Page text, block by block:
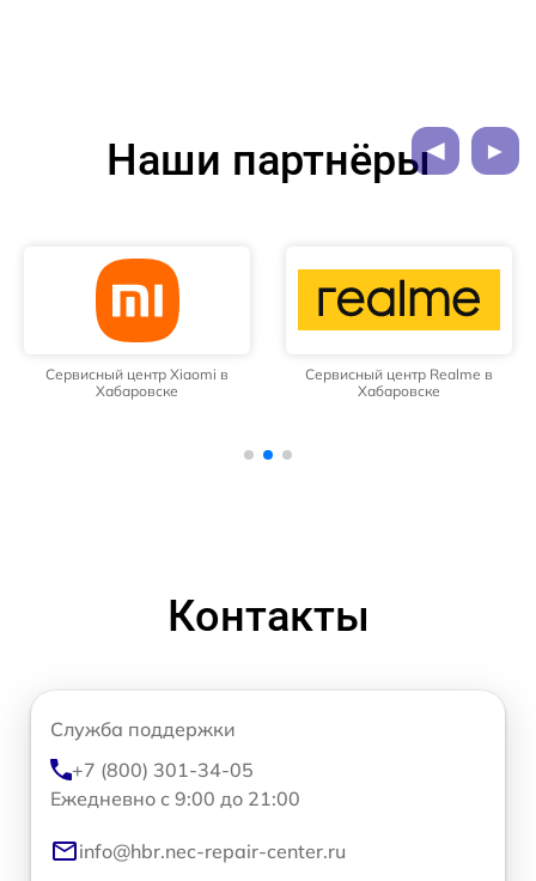
Наши партнёры
Сервисный центр Xiaomi в
Хабаровске
Сервисный центр Realme в
Хабаровске
Контакты
Служба поддержки
+7 (800) 301-34-05
Ежедневно с 9:00 до 21:00
info@hbr.nec-repair-center.ru